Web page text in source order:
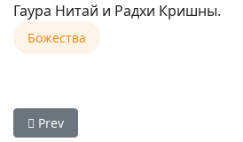
Гаура Нитай и Радхи Кришны.
Божества
Previous article: Пушпа Абхишека
Prev